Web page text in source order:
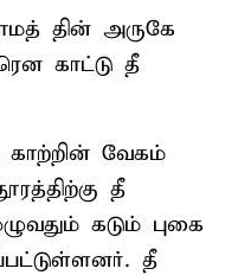
தின் அருகே
காட்டு தீ
காற்றின் வேகம்
தீ
கடும் புகை
தீ